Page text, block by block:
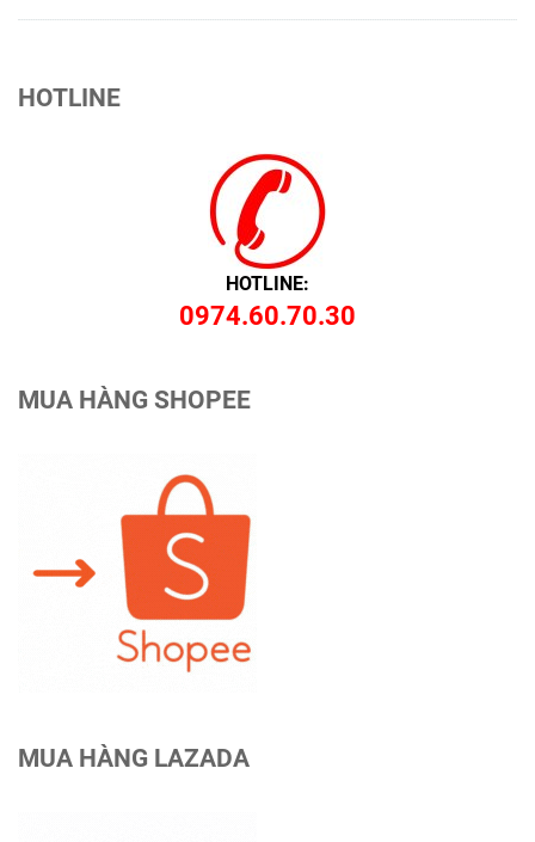
HOTLINE
HOTLINE:
0974.60.70.30
MUA HÀNG SHOPEE
MUA HÀNG LAZADA